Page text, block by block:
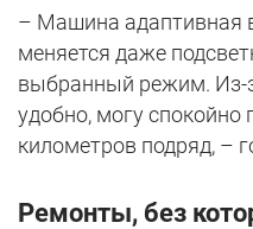
– Машина адаптивная
меняется даже
выбранный режим. Из-
удобно, могу спокойно
километров подряд, –
Ремонты, без